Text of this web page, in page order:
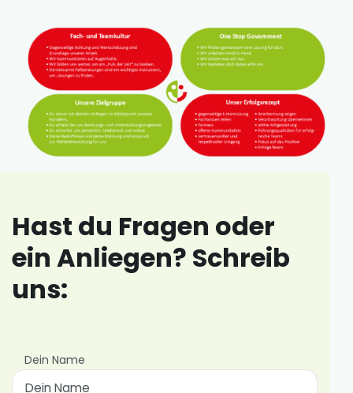
Hast du Fragen oder
ein Anliegen? Schreib
uns:
dieses
Feld
leer.
Dein Name